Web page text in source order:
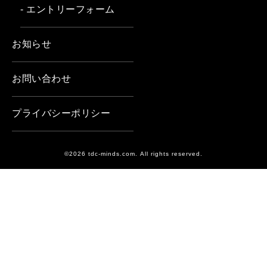
- エントリーフォーム
お知らせ
お問い合わせ
プライバシーポリシー
©2026 tdc-minds.com. All rights reserved.